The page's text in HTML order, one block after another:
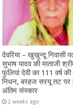
देवरिया – खुखुन्दू निवासी
सुभाष यादव की माताजी
फुलियां देवी का 111 वर्ष
निधन, बरहज सरयू तट
अंतिम संस्कार
2 weeks ago